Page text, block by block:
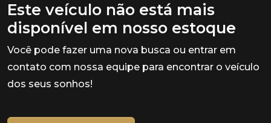
Este veículo não está mais
disponível em nosso estoque
Você pode fazer uma nova busca ou entrar em
contato com nossa equipe para encontrar o veículo
dos seus sonhos!